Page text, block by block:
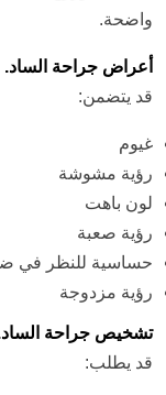
واضحة.
أعراض جراحة الساد.
قد يتضمن:
غيوم
رؤية مشوشة
لون باهت
رؤية صعبة
حساسية للنظر في
رؤية مزدوجة
تشخيص جراحة
قد يطلب: